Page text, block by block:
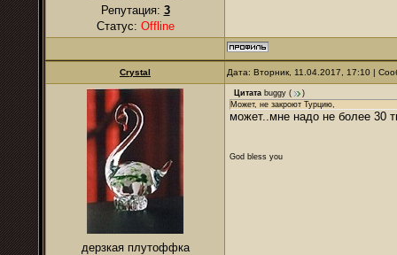
Репутация: 3
Статус: Offline
Crystal Дата: Вторник, 11.04.2017, 17:10 |
дерзкая плутоффка
Цитата buggy (
)
Может, не закроют Турцию,
может..мне надо не более 30
God bless you